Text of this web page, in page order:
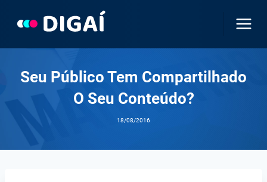
Seu Público Tem Compartilhado
O Seu Conteúdo?
18/08/2016